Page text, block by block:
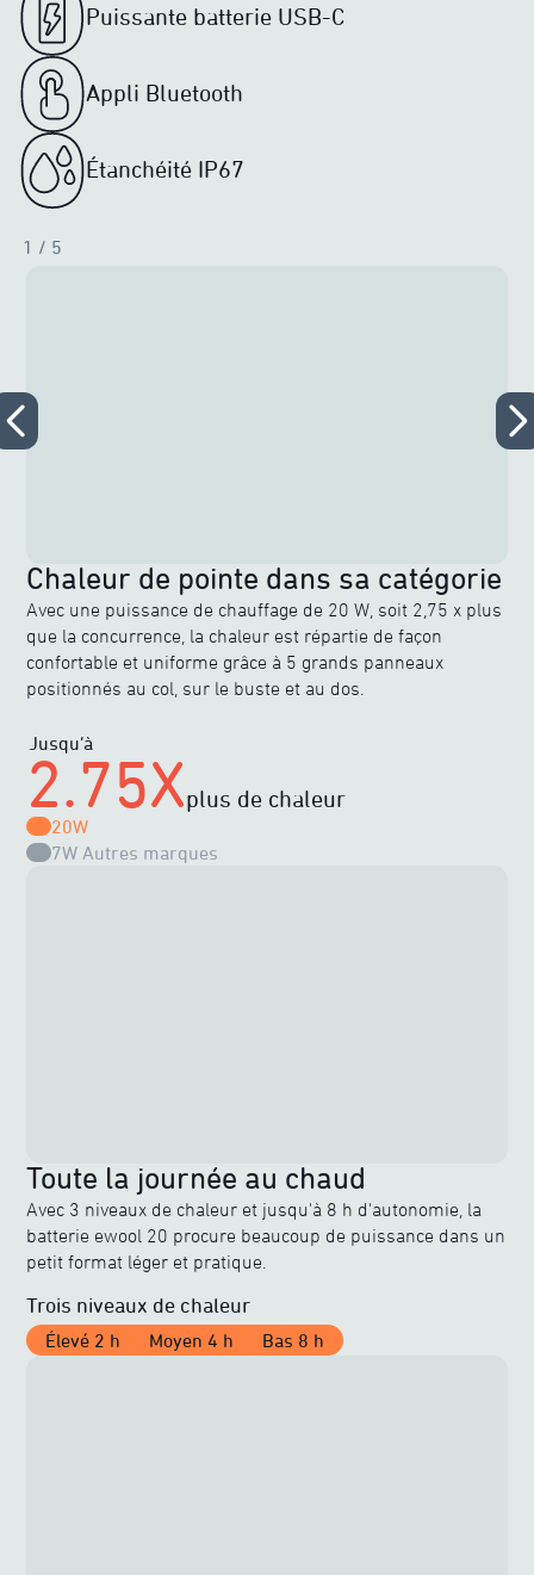
Puissante batterie USB-C
Appli Bluetooth
Étanchéité IP67
1 / 5
Chaleur de pointe dans sa catégorie
Avec une puissance de chauffage de 20 W, soit 2,75 x plus
que la concurrence, la chaleur est répartie de façon
confortable et uniforme grâce à 5 grands panneaux
positionnés au col, sur le buste et au dos.
Jusqu’à
2.75Xplus de chaleur
20W
7W Autres marques
Toute la journée au chaud
Avec 3 niveaux de chaleur et jusqu'à 8 h d'autonomie, la
batterie ewool 20 procure beaucoup de puissance dans un
petit format léger et pratique.
Trois niveaux de chaleur
Élevé 2 h Moyen 4 h Bas 8 h